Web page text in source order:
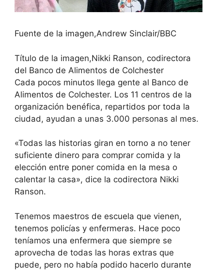
Fuente de la imagen,Andrew Sinclair/BBC
Título de la imagen,Nikki Ranson, codirectora
del Banco de Alimentos de Colchester
Cada pocos minutos llega gente al Banco de
Alimentos de Colchester. Los 11 centros de la
organización benéfica, repartidos por toda la
ciudad, ayudan a unas 3.000 personas al mes.
«Todas las historias giran en torno a no tener
suficiente dinero para comprar comida y la
elección entre poner comida en la mesa o
calentar la casa», dice la codirectora Nikki
Ranson.
Tenemos maestros de escuela que vienen,
tenemos policías y enfermeras. Hace poco
teníamos una enfermera que siempre se
aprovecha de todas las horas extras que
puede, pero no había podido hacerlo durante